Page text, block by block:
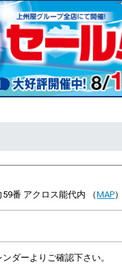
番 アクロス能代内 （MAP）
ダーよりご確認下さい。